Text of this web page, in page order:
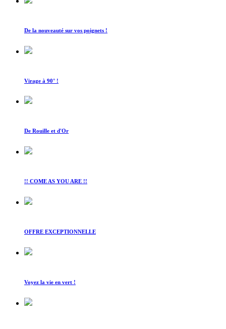
De la nouveauté sur vos poignets !
Virage à 90° !
De Rouille et d'Or
!! COME AS YOU ARE !!
OFFRE EXCEPTIONNELLE
Voyez la vie en vert !